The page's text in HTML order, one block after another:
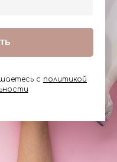
с политикой